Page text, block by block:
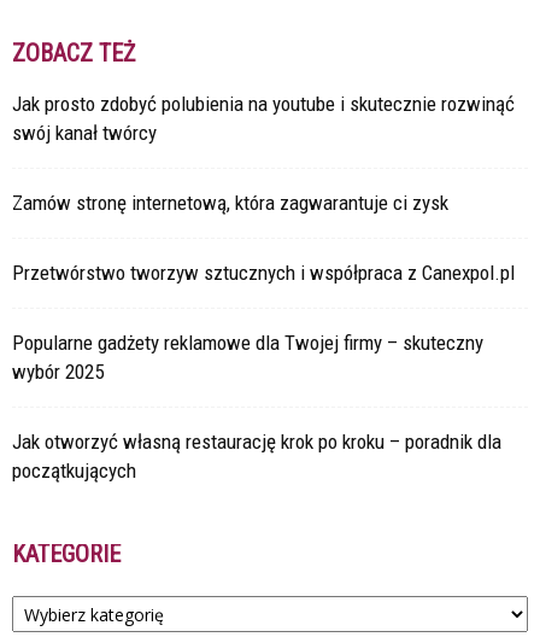
ZOBACZ TEŻ
Jak prosto zdobyć polubienia na youtube i skutecznie rozwinąć
swój kanał twórcy
Zamów stronę internetową, która zagwarantuje ci zysk
Przetwórstwo tworzyw sztucznych i współpraca z Canexpol.pl
Popularne gadżety reklamowe dla Twojej firmy – skuteczny
wybór 2025
Jak otworzyć własną restaurację krok po kroku – poradnik dla
początkujących
KATEGORIE
Kategorie